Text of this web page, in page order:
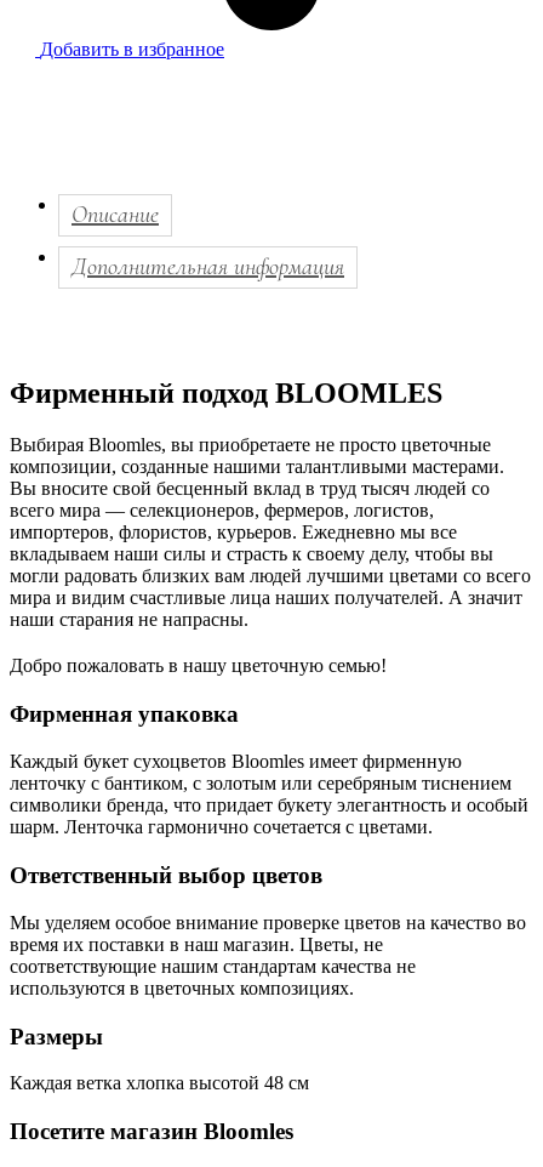
Добавить в избранное
Описание
Дополнительная информация
Фирменный подход BLOOMLES
Выбирая Bloomles, вы приобретаете не просто цветочные
композиции, созданные нашими талантливыми мастерами.
Вы вносите свой бесценный вклад в труд тысяч людей со
всего мира — селекционеров, фермеров, логистов,
импортеров, флористов, курьеров. Ежедневно мы все
вкладываем наши силы и страсть к своему делу, чтобы вы
могли радовать близких вам людей лучшими цветами со всего
мира и видим счастливые лица наших получателей. А значит
наши старания не напрасны.
Добро пожаловать в нашу цветочную семью!
Фирменная упаковка
Каждый букет сухоцветов Bloomles имеет фирменную
ленточку с бантиком, с золотым или серебряным тиснением
символики бренда, что придает букету элегантность и особый
шарм. Ленточка гармонично сочетается с цветами.
Ответственный выбор цветов
Мы уделяем особое внимание проверке цветов на качество во
время их поставки в наш магазин. Цветы, не
соответствующие нашим стандартам качества не
используются в цветочных композициях.
Размеры
Каждая ветка хлопка высотой 48 см
Посетите магазин Bloomles